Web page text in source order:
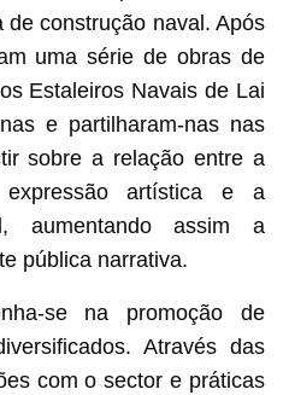
construção naval. Após
uma série de obras de
Estaleiros Navais de Lai
e partilharam-nas nas
sobre a relação entre a
artística e a
aumentando assim a
pública narrativa.
se na promoção de
Através das
com o sector e práticas